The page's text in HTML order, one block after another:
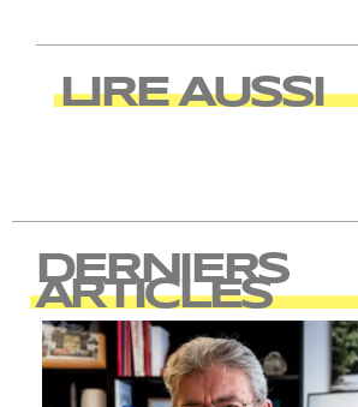
LIRE AUSSI
DERNIERS
ARTICLES